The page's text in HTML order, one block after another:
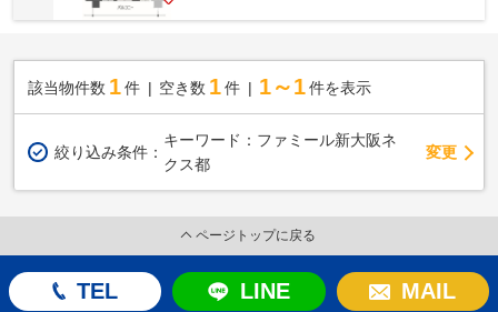
該当物件数 1件 空き数 1 件 1～1 件を表示
絞り込み条件：
キーワード：ファミール新大阪ネ
クス都
変更
ページトップに戻る
TEL LINE MAIL